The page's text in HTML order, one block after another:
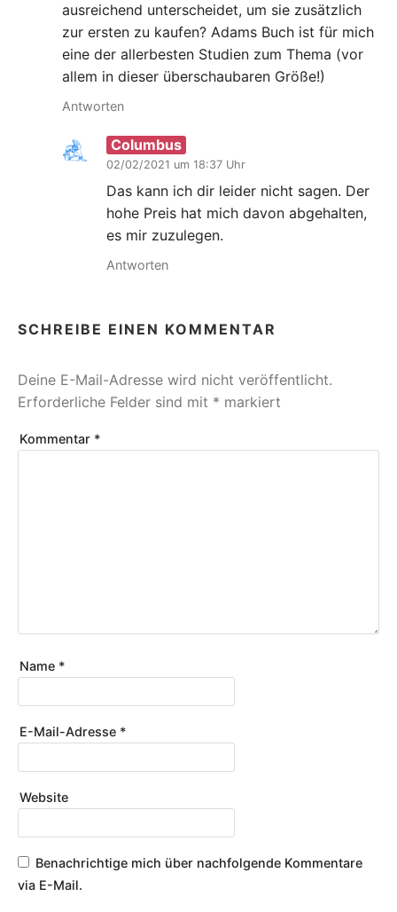
ausreichend unterscheidet, um sie zusätzlich
zur ersten zu kaufen? Adams Buch ist für mich
eine der allerbesten Studien zum Thema (vor
allem in dieser überschaubaren Größe!)
Antworten
Columbus
02/02/2021 um 18:37 Uhr
Das kann ich dir leider nicht sagen. Der
hohe Preis hat mich davon abgehalten,
es mir zuzulegen.
Antworten
SCHREIBE EINEN KOMMENTAR
Deine E-Mail-Adresse wird nicht veröffentlicht.
Erforderliche Felder sind mit * markiert
Kommentar *
Name *
E-Mail-Adresse *
Website
Benachrichtige mich über nachfolgende Kommentare
via E-Mail.